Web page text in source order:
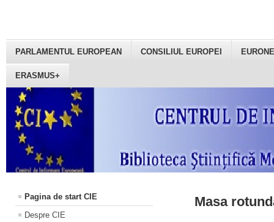
PARLAMENTUL EUROPEAN CONSILIUL EUROPEI
ERASMUS+
Pagina de start CIE
Despre CIE
Masa